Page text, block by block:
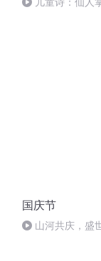
国庆节
山河共庆，盛